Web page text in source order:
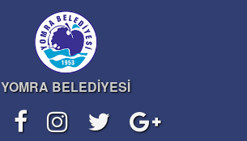
YOMRA BELEDİYESİ